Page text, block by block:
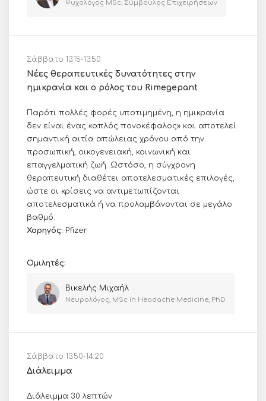
Ψυχολόγος MSc, Σύμβουλος Επιχειρήσεων
Σάββατο 13:15-13:50
Νέες θεραπευτικές δυνατότητες στην
ημικρανία και ο ρόλος του Rimegepant
Παρότι πολλές φορές υποτιμημένη, η ημικρανία
δεν είναι ένας «απλός πονοκέφαλος» και αποτελεί
σημαντική αιτία απώλειας χρόνου από την
προσωπική, οικογενειακή, κοινωνική και
επαγγελματική ζωή. Ωστόσο, η σύγχρονη
θεραπευτική διαθέτει αποτελεσματικές επιλογές,
ώστε οι κρίσεις να αντιμετωπίζονται
αποτελεσματικά ή να προλαμβάνονται σε μεγάλο
βαθμό.
Χορηγός: Pfizer
Ομιλητές:
Βικελής Μιχαήλ
Νευρολόγος, MSc in Headache Medicine, PhD
Σάββατο 13:50-14:20
Διάλειμμα
Διάλειμμα 30 λεπτών